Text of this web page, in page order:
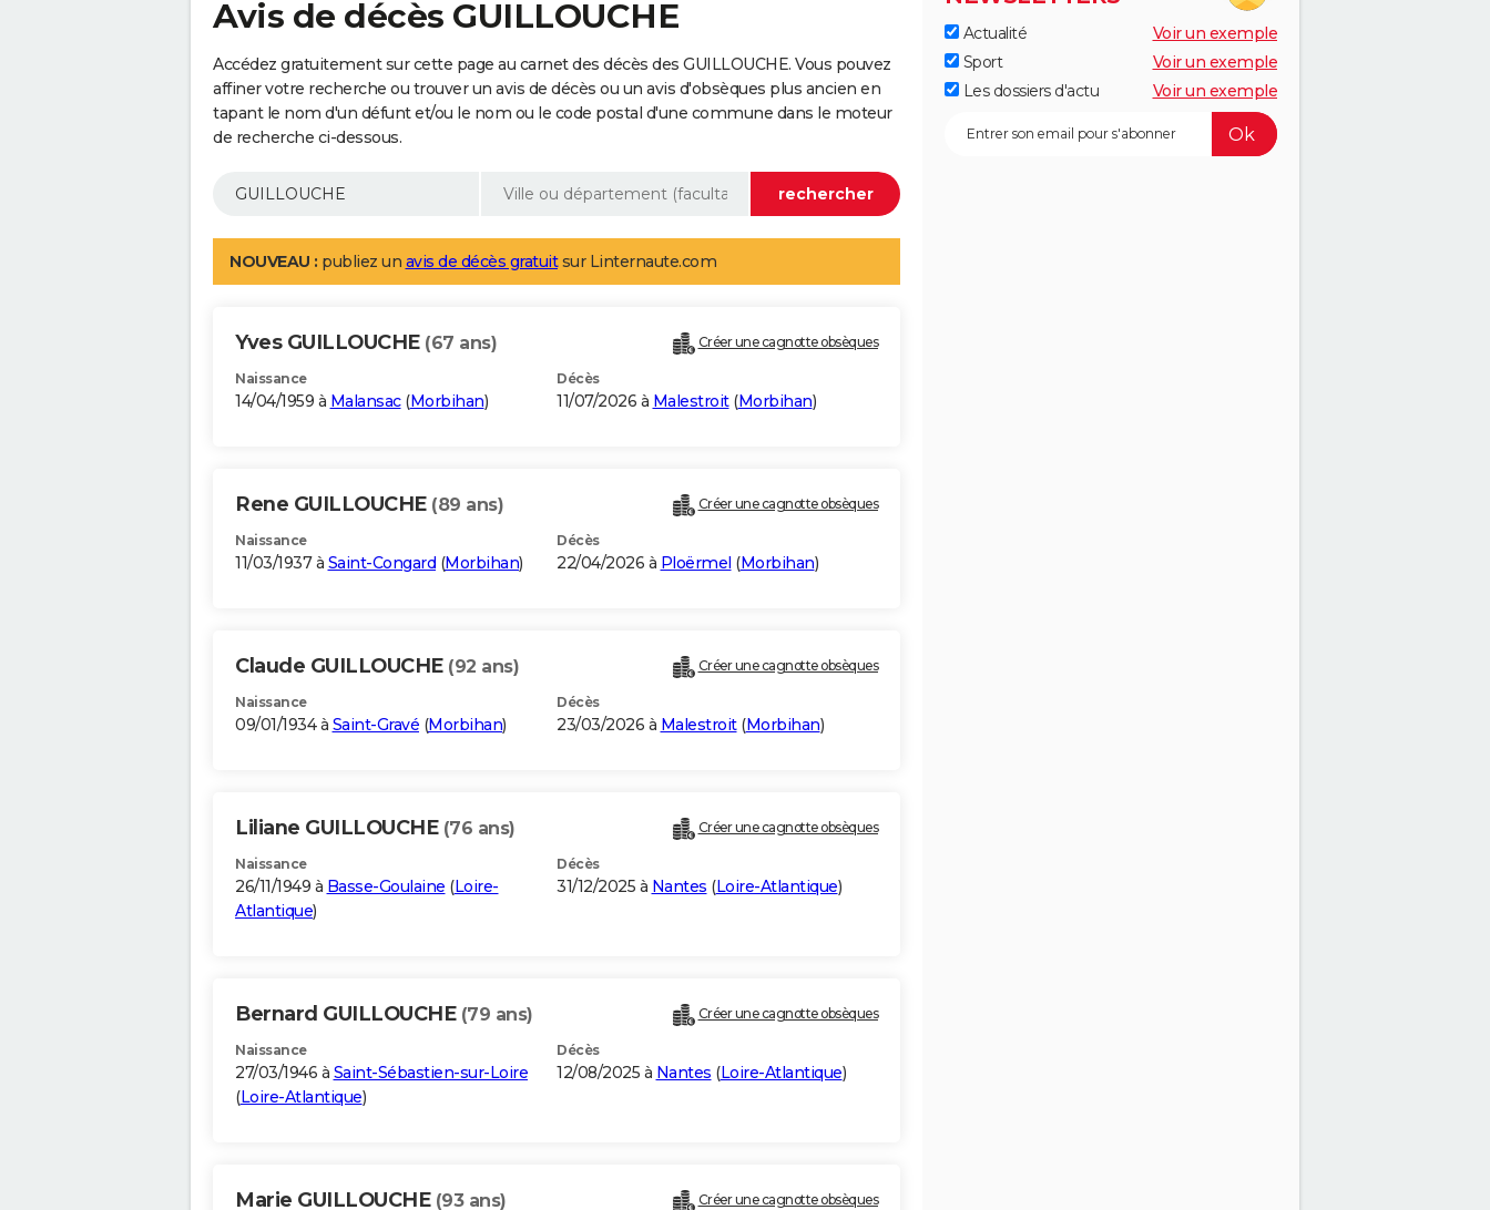
Avis de décès GUILLOUCHE
Accédez gratuitement sur cette page au carnet des décès des GUILLOUCHE. Vous pouvez
affiner votre recherche ou trouver un avis de décès ou un avis d'obsèques plus ancien en
tapant le nom d'un défunt et/ou le nom ou le code postal d'une commune dans le moteur
de recherche ci-dessous.
NOUVEAU : publiez un avis de décès gratuitsur Linternaute.com
Yves GUILLOUCHE (67 ans) Créer une cagnotte obsèques
Naissance
14/04/1959 à Malansac(Morbihan)
Décès
11/07/2026 à Malestroit(Morbihan)
Rene GUILLOUCHE (89 ans) Créer une cagnotte obsèques
Naissance
11/03/1937 à Saint-Congard (Morbihan)
Décès
22/04/2026 à Ploërmel (Morbihan)
Claude GUILLOUCHE (92 ans) Créer une cagnotte obsèques
Naissance
09/01/1934 à Saint-Gravé (Morbihan)
Décès
23/03/2026 à Malestroit(Morbihan)
Liliane GUILLOUCHE (76 ans) Créer une cagnotte obsèques
Naissance
26/11/1949 à Basse-Goulaine (Loire-
Atlantique)
Décès
31/12/2025 à Nantes (Loire-Atlantique)
Bernard GUILLOUCHE (79 ans) Créer une cagnotte obsèques
Naissance
27/03/1946 à Saint-Sébastien-sur-Loire
(Loire-Atlantique)
Décès
12/08/2025 à Nantes (Loire-Atlantique)
Marie GUILLOUCHE (93 ans) Créer une cagnotte obsèques
Actualité
Voir un exemple
Sport
Voir un exemple
Les dossiers d'actu
Voir un exemple